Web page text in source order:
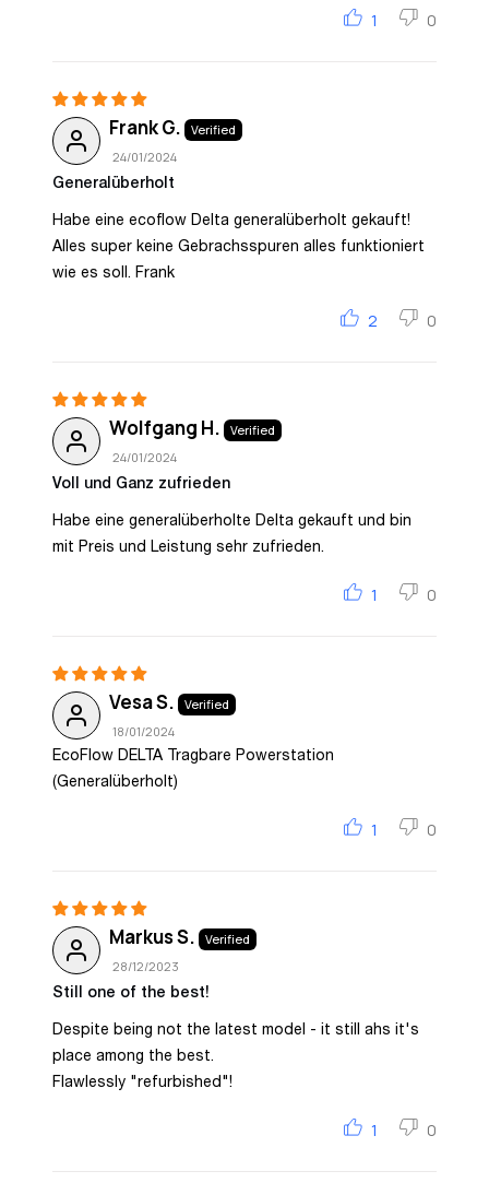
1 0
Frank G.
24/01/2024
Generalüberholt
Habe eine ecoflow Delta generalüberholt gekauft!
Alles super keine Gebrachsspuren alles funktioniert
wie es soll. Frank
2 0
Wolfgang H.
24/01/2024
Voll und Ganz zufrieden
Habe eine generalüberholte Delta gekauft und bin
mit Preis und Leistung sehr zufrieden.
1 0
Vesa S.
18/01/2024
EcoFlow DELTA Tragbare Powerstation
(Generalüberholt)
1 0
Markus S.
28/12/2023
Still one of the best!
Despite being not the latest model - it still ahs it's
place among the best.
Flawlessly "refurbished"!
1 0